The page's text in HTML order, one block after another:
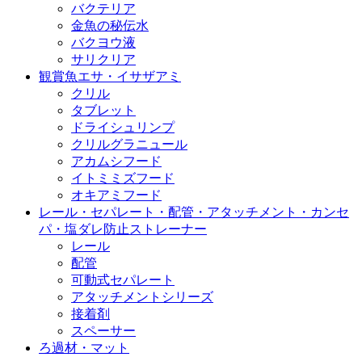
バクテリア
金魚の秘伝水
バクヨウ液
サリクリア
観賞魚エサ・イサザアミ
クリル
タブレット
ドライシュリンプ
クリルグラニュール
アカムシフード
イトミミズフード
オキアミフード
レール・セパレート・配管・アタッチメント・カンセ
パ・塩ダレ防止ストレーナー
レール
配管
可動式セパレート
アタッチメントシリーズ
接着剤
スペーサー
ろ過材・マット